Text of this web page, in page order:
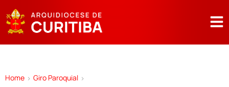
Home > Giro Paroquial >